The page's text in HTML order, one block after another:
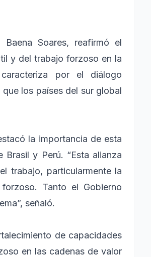
Soares, reafirmó el
y del trabajo forzoso en la
por el diálogo
los países del sur global
la importancia de esta
y Perú. “Esta alianza
trabajo, particularmente la
Tanto el Gobierno
señaló.
de capacidades
en las cadenas de valor